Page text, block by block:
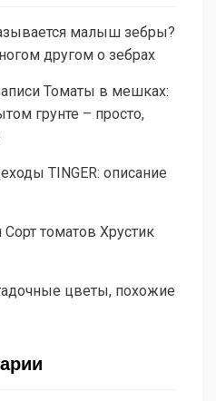
малыш зебры?
другом о зебрах
Томаты в мешках:
грунте – просто,
TINGER: описание
Сорт томатов Хрустик
цветы, похожие